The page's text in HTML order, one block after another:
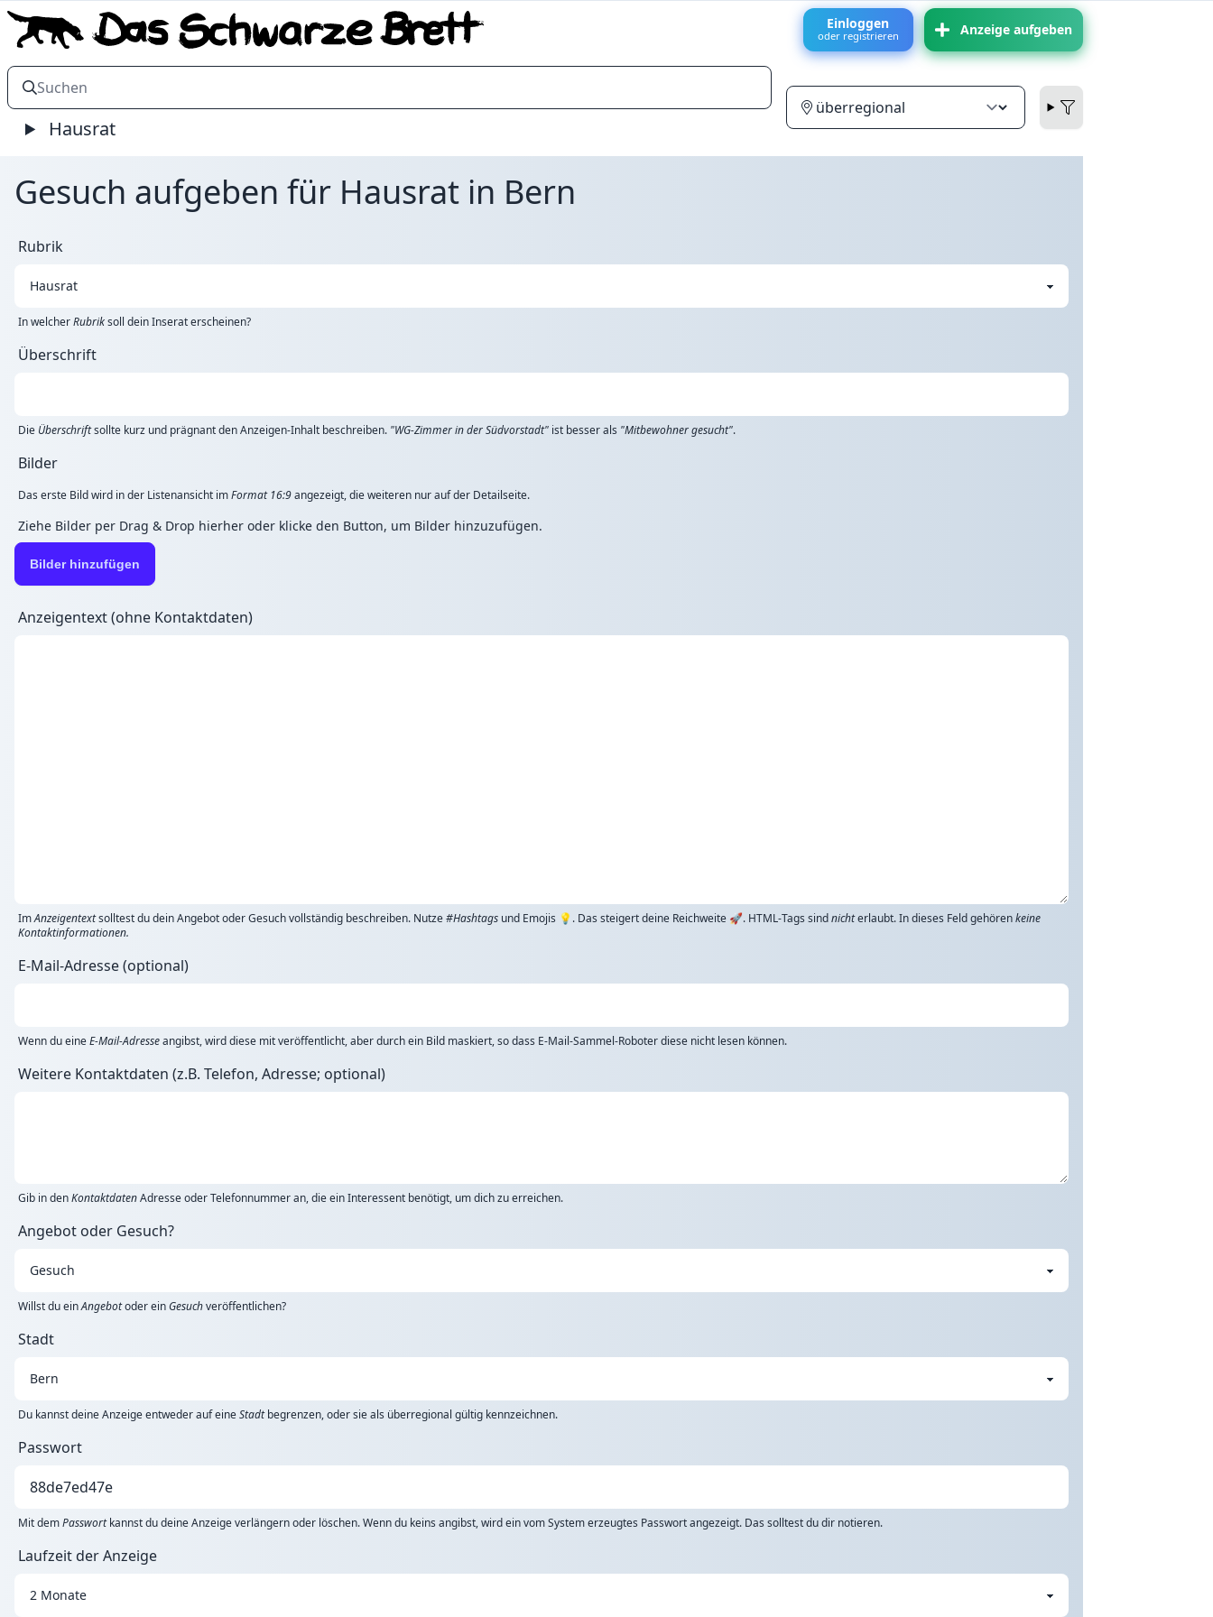
Einloggen
oder registrieren Anzeige aufgeben
Hausrat
Gesuch aufgeben für Hausrat in Bern
Rubrik
In welcherRubriksoll dein Inserat erscheinen?
Überschrift
Die Überschriftsollte kurz und prägnant den Anzeigen-Inhalt beschreiben. "WG-Zimmer in der Südvorstadt" ist besser als "Mitbewohner gesucht".
Bilder
Das erste Bild wird in der Listenansicht imFormat 16:9angezeigt, die weiteren nur auf der Detailseite.
Ziehe Bilder per Drag & Drop hierher oder klicke den Button, um Bilder hinzuzufügen.
Bilder hinzufügen
Anzeigentext (ohne Kontaktdaten)
ImAnzeigentextsolltest du dein Angebot oder Gesuch vollständig beschreiben. Nutze#Hashtags und Emojis 💡. Das steigert deine Reichweite 🚀. HTML-Tags sindnichterlaubt. In dieses Feld gehörenkeine
Kontaktinformationen.
E-Mail-Adresse (optional)
Wenn du eineE-Mail-Adresseangibst, wird diese mit veröffentlicht, aber durch ein Bild maskiert, so dass E-Mail-Sammel-Roboter diese nicht lesen können.
Weitere Kontaktdaten (z.B. Telefon, Adresse; optional)
Gib in denKontaktdatenAdresse oder Telefonnummer an, die ein Interessent benötigt, um dich zu erreichen.
Angebot oder Gesuch?
Willst du einAngebotoder einGesuchveröffentlichen?
Stadt
Du kannst deine Anzeige entweder auf eineStadtbegrenzen, oder sie als überregional gültig kennzeichnen.
Passwort
Mit demPasswortkannst du deine Anzeige verlängern oder löschen. Wenn du keins angibst, wird ein vom System erzeugtes Passwort angezeigt. Das solltest du dir notieren.
Laufzeit der Anzeige